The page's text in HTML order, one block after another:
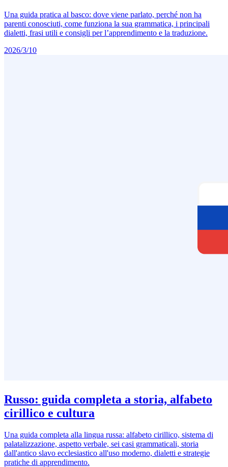
Una guida pratica al basco: dove viene parlato, perché non ha
parenti conosciuti, come funziona la sua grammatica, i principali
dialetti, frasi utili e consigli per l’apprendimento e la traduzione.
2026/3/10
Russo: guida completa a storia, alfabeto
cirillico e cultura
Una guida completa alla lingua russa: alfabeto cirillico, sistema di
palatalizzazione, aspetto verbale, sei casi grammaticali, storia
dall'antico slavo ecclesiastico all'uso moderno, dialetti e strategie
pratiche di apprendimento.